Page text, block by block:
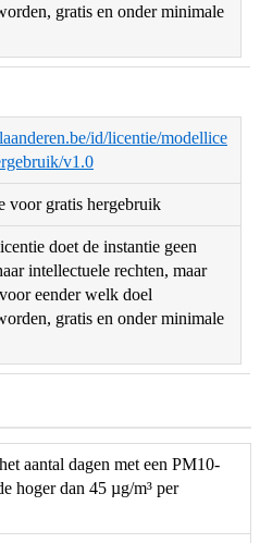
gratis en onder minimale
id/licentie/modellice
v1.0
voor gratis hergebruik
doet de instantie geen
intellectuele rechten, maar
eender welk doel
gratis en onder minimale
aantal dagen met een PM10-
hoger dan 45 µg/m³ per